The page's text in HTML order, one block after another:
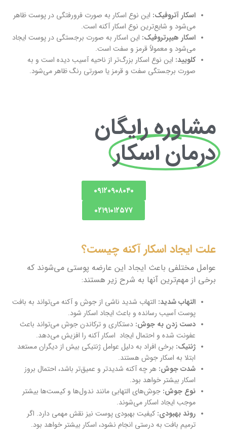
اسکار آتروفیک: این نوع اسکار به صورت فرورفتگی در پوست ظاهر
می‌شود و شایع‌ترین نوع اسکار آکنه است.
اسکار هیپرتروفیک: این اسکار به صورت برجستگی در پوست ایجاد
می‌شود و معمولاً قرمز و سفت است.
کلویید: این نوع اسکار بزرگ‌تر از ناحیه آسیب دیده است و به
صورت برجستگی سفت و قرمز یا صورتی رنگ ظاهر می‌شود.
مشاوره رایگان
درمان اسکار
۰۹۱۲۰۹۰۸۰۴۰
۰۲۱۹۱۰۱۲۵۷۷
علت ایجاد اسکار آکنه چیست؟
عوامل مختلفی باعث ایجاد این عارضه پوستی می‌شوند که
برخی از مهم‌ترین آنها به شرح زیر هستند:
التهاب شدید: التهاب شدید ناشی از جوش و آکنه می‌تواند به بافت
پوست آسیب رسانده و باعث ایجاد اسکار شود.
دست زدن به جوش: دستکاری و ترکاندن جوش می‌تواند باعث
عفونت شده و احتمال ایجاد اسکار آکنه را افزیش می‌دهد.
ژنتیک: برخی افراد به دلیل عوامل ژنتیکی بیش از دیگران مستعد
ابتلا به اسکار جوش هستند.
شدت جوش: هر چه آکنه شدیدتر و عمیق‌تر باشد، احتمال بروز
اسکار بیشتر خواهد بود.
نوع جوش: جوش‌های التهابی مانند ندول‌ها و کیست‌ها بیشتر
موجب ایجاد اسکار می‌شوند.
روند بهبودی: کیفیت بهبودی پوست نیز نقش مهمی دارد. اگر
ترمیم بافت به درستی انجام نشود، اسکار بیشتر خواهد بود.